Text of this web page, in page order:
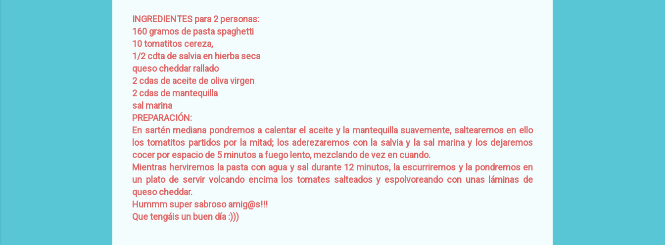
INGREDIENTES para 2 personas:
160 gramos de pasta spaghetti
10 tomatitos cereza,
1/2 cdta de salvia en hierba seca
queso cheddar rallado
2 cdas de aceite de oliva virgen
2 cdas de mantequilla
sal marina
PREPARACIÓN:
En sartén mediana pondremos a calentar el aceite y la mantequilla suavemente, saltearemos en ello
los tomatitos partidos por la mitad; los aderezaremos con la salvia y la sal marina y los dejaremos
cocer por espacio de 5 minutos a fuego lento, mezclando de vez en cuando.
Mientras herviremos la pasta con agua y sal durante 12 minutos, la escurriremos y la pondremos en
un plato de servir volcando encima los tomates salteados y espolvoreando con unas láminas de
queso cheddar.
Hummm super sabroso amig@s!!!
Que tengáis un buen día :)))